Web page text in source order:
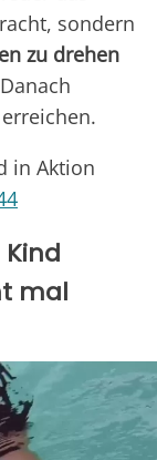
sondern
zu drehen
in Aktion
mal